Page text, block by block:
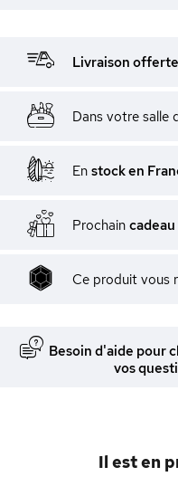
Livraison offerte
Dans votre salle
En stock en
Prochain cadeau
Ce produit vous
Besoin d'aide pour
vos
Il est en